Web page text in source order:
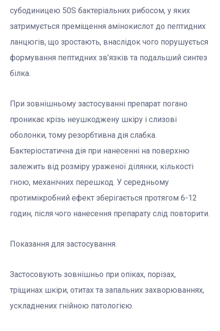
субодиницею 50S бактеріальних рибосом, у яких
затримується преміщення амінокислот до пептидних
ланцюгів, що зростають, внаслідок чого порушується
формування пептидних зв’язків та подальший синтез
білка.
При зовнішньому застосуванні препарат погано
проникає крізь неушкоджену шкіру і слизові
оболонки, тому резорбтивна дія слабка.
Бактеріостатична дія при нанесенні на поверхню
залежить від розміру ураженої ділянки, кількості
гною, механічних перешкод. У середньому
протимікробний ефект зберігається протягом 6-12
годин, після чого нанесення препарату слід повторити.
Показання для застосування.
Застосовують зовнішньо при опіках, порізах,
тріщинах шкіри, отитах та запальних захворюваннях,
ускладнених гнійною патологією.